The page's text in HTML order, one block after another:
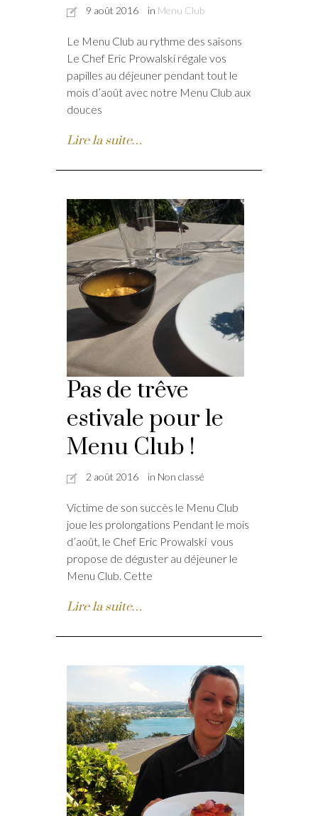
9 août 2016 in Menu Club
Le Menu Club au rythme des saisons
Le Chef Eric Prowalski régale vos
papilles au déjeuner pendant tout le
mois d’août avec notre Menu Club aux
douces
Lire la suite…
Pas de trêve
estivale pour le
Menu Club !
2 août 2016 in Non classé
Victime de son succès le Menu Club
joue les prolongations Pendant le mois
d’août, le Chef Eric Prowalski vous
propose de déguster au déjeuner le
Menu Club. Cette
Lire la suite…